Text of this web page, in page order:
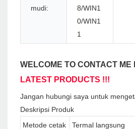
mudi:
8/WIN1
0/WIN1
1
WELCOME TO CONTACT ME
LATEST PRODUCTS !!!
Jangan hubungi saya untuk
Deskripsi Produk
Metode cetak
Termal langsung